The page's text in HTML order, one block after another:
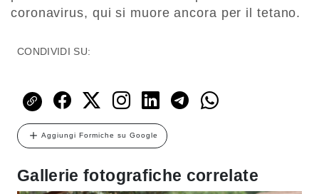
coronavirus, qui si muore ancora per il tetano.
CONDIVIDI SU:
Aggiungi Formiche su Google
Gallerie fotografiche correlate